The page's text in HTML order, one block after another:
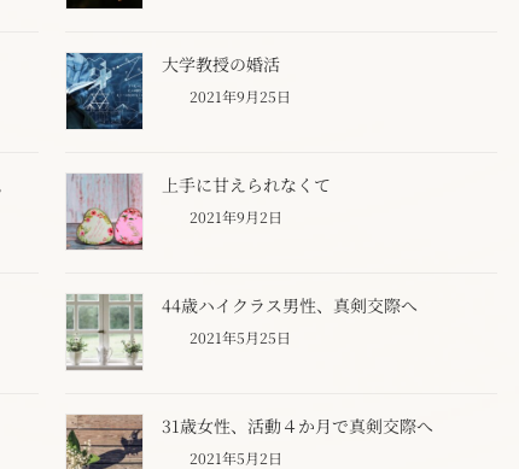
大学教授の婚活
2021年9月25日
上手に甘えられなくて
2021年9月2日
44歳ハイクラス男性、真剣交際へ
2021年5月25日
31歳女性、活動４か月で真剣交際へ
2021年5月2日